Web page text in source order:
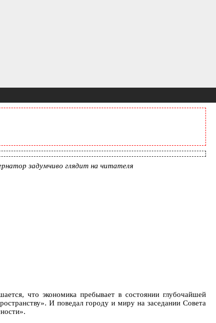
задумчиво глядит на читателя
что экономика пребывает в состоянии глубочайшей
И поведал городу и миру на заседании Совета